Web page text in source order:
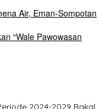
Air, Eman-Sompotan
“Wale Pawowasan
2024-2029 Bakal